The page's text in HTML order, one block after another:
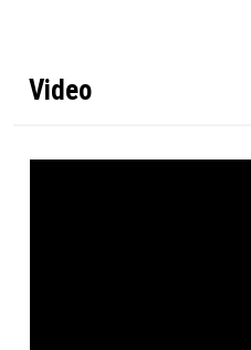
Video